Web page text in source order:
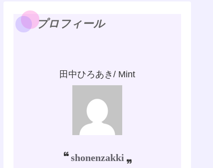
プロフィール
田中ひろあき/ Mint
shonenzakki